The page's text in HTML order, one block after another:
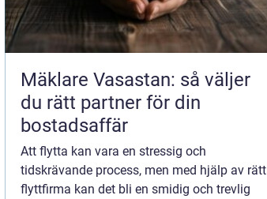
Mäklare Vasastan: så väljer
du rätt partner för din
bostadsaffär
Att flytta kan vara en stressig och
tidskrävande process, men med hjälp av rätt
flyttfirma kan det bli en smidig och trevlig